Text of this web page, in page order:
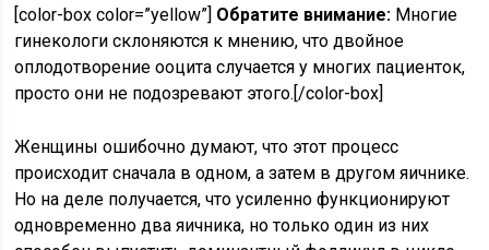
[color-box color=”yellow”] Обратите внимание: Многие
гинекологи склоняются к мнению, что двойное
оплодотворение ооцита случается у многих пациенток,
просто они не подозревают этого.[/color-box]
Женщины ошибочно думают, что этот процесс
происходит сначала в одном, а затем в другом яичнике.
Но на деле получается, что усиленно функционируют
одновременно два яичника, но только один из них